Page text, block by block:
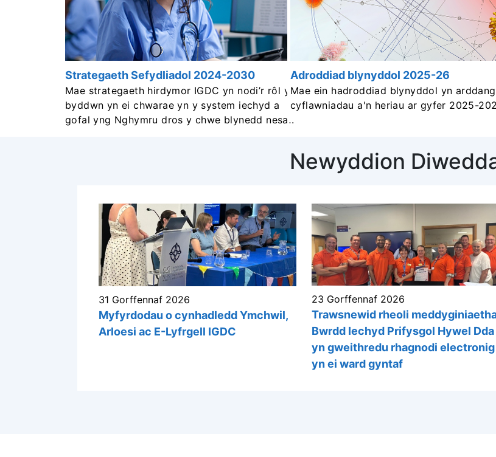
Strategaeth Sefydliadol 2024-2030
Mae strategaeth hirdymor IGDC yn nodi’r rôl y
byddwn yn ei chwarae yn y system iechyd a
gofal yng Nghymru dros y chwe blynedd nesaf.
Adroddiad blynyddol 2025-26
Mae ein hadroddiad blynyddol yn
cyflawniadau a'n heriau ar gyfer 2025-
Newyddion
31 Gorffennaf 2026
Myfyrdodau o cynhadledd Ymchwil,
Arloesi ac E-Lyfrgell IGDC
23 Gorffennaf 2026
Trawsnewid rheoli
Bwrdd Iechyd Prifysgol Hywel Dda
yn gweithredu rhagnodi electronig
yn ei ward gyntaf